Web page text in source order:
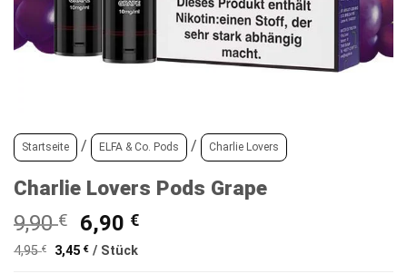
Startseite / ELFA & Co. Pods / Charlie Lovers
Charlie Lovers Pods Grape
9,90€
Ursprünglicher
Preis
6,90 €Aktueller
4,95€ 3,45€ / Stück